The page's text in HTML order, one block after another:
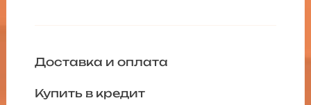
Доставка и оплата
Купить в кредит